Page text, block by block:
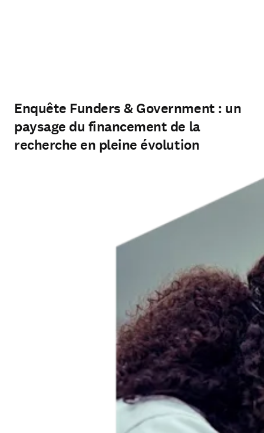
Enquête Funders & Government : un
paysage du financement de la
recherche en pleine évolution